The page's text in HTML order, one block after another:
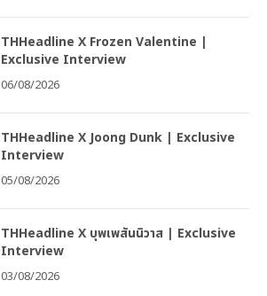
THHeadline X Frozen Valentine |
Exclusive Interview
06/08/2026
THHeadline X Joong Dunk | Exclusive
Interview
05/08/2026
THHeadline X บุพเพสันนิวาส | Exclusive
Interview
03/08/2026